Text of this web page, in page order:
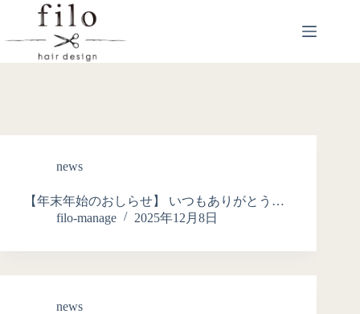
news
【年末年始のおしらせ】 いつもありがとう…
filo-manage
2025年12月8日
news